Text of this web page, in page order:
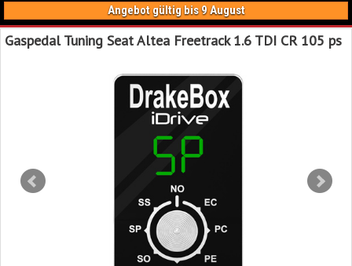
Angebot gültig bis 9 August
Gaspedal Tuning Seat Altea Freetrack 1.6 TDI CR 105 ps